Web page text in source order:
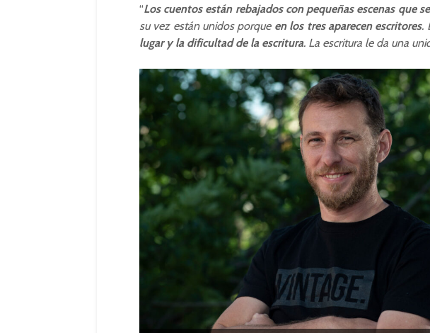
“Los cuentos están rebajados con pequeñas escenas que
su vez están unidos porque en los tres aparecen escritores.
lugar y la dificultad de la escritura. La escritura le da una